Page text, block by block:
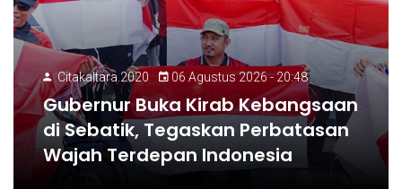
Citakaltara.2020 06 Agustus 2026 - 20:48
Gubernur Buka Kirab Kebangsaan
di Sebatik, Tegaskan Perbatasan
Wajah Terdepan Indonesia